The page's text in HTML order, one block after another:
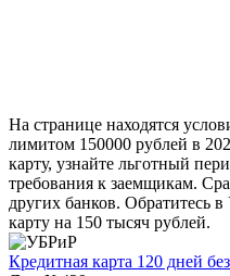
На странице находятся
лимитом 150000 рублей в
карту, узнайте льготный
требования к заемщикам.
других банков. Обратитесь
карту на 150 тысяч рублей.
Кредитная карта 120 дней